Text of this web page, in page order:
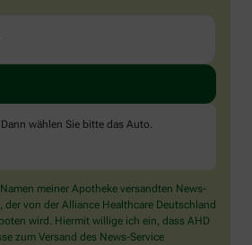
wählen Sie bitte das Auto.
meiner Apotheke versandten News-
der von der Alliance Healthcare Deutschland
wird. Hiermit willige ich ein, dass AHD
zum Versand des News-Service